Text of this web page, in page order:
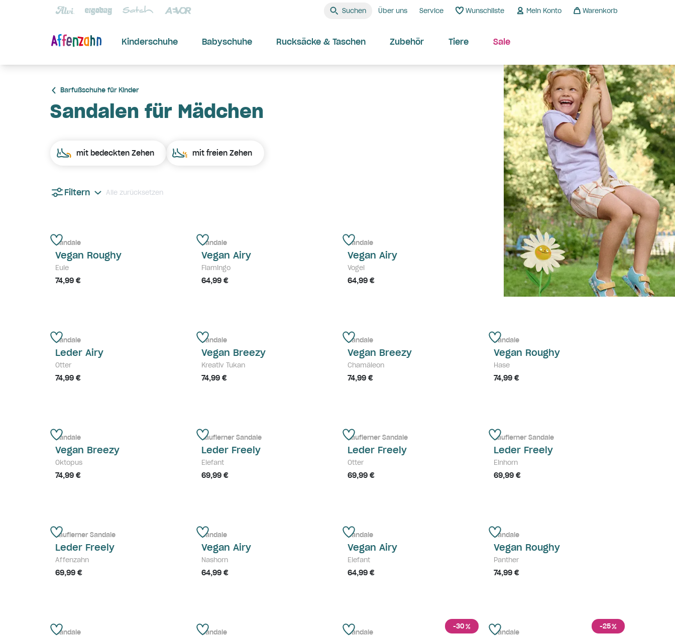
Suchen Über uns Service Wunschliste Mein Konto Warenkorb
Kinderschuhe Babyschuhe Rucksäcke & Taschen Zubehör Tiere Sale
Barfußschuhe für Kinder
Sandalen für Mädchen
mit bedeckten Zehen mit freien Zehen
Filtern Alle zurücksetzen
Sandale
Vegan Roughy
Eule
74,99 €
Sandale
Vegan Airy
Flamingo
64,99 €
Sandale
Vegan Airy
Vogel
64,99 €
Sandale
Leder Airy
Otter
74,99 €
Sandale
Vegan Breezy
Kreativ Tukan
74,99 €
Sandale
Vegan Breezy
Chamäleon
74,99 €
Sandale
Vegan Roughy
Hase
74,99 €
Sandale
Vegan Breezy
Oktopus
74,99 €
Lauflerner Sandale
Leder Freely
Elefant
69,99 €
Lauflerner Sandale
Leder Freely
Otter
69,99 €
Lauflerner Sandale
Leder Freely
Einhorn
69,99 €
Lauflerner Sandale
Leder Freely
Affenzahn
69,99 €
Sandale
Vegan Airy
Nashorn
64,99 €
Sandale
Vegan Airy
Elefant
64,99 €
Sandale
Vegan Roughy
Panther
74,99 €
Sandale Sandale
-30%
Sandale
-25%
Sandale